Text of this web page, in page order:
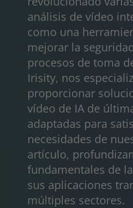
análisis de vídeo
como una
mejorar la
procesos de toma
Irisity, nos
proporcionar
vídeo de IA de
adaptadas para
necesidades de
artículo,
fundamentales de
sus aplicaciones
múltiples sectores.